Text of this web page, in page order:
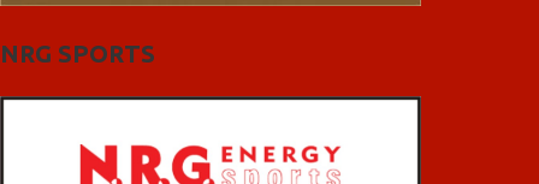
NRG SPORTS